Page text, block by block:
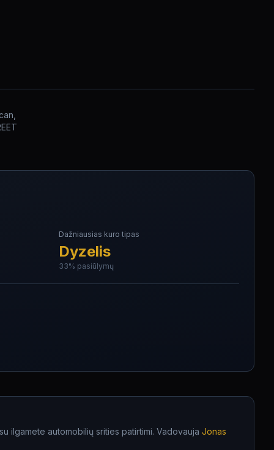
Dažniausias kuro tipas
Dyzelis
33% pasiūlymų
ilgamete automobilių srities patirtimi. Vadovauja Jonas